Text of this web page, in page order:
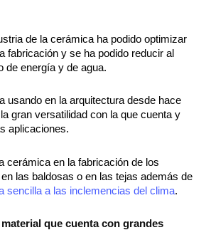
de la cerámica ha podido optimizar
fabricación y se ha podido reducir al
de energía y de agua.
usando en la arquitectura desde hace
gran versatilidad con la que cuenta y
aplicaciones.
cerámica en la fabricación de los
las baldosas o en las tejas además de
sencilla a las inclemencias del clima.
que cuenta con grandes